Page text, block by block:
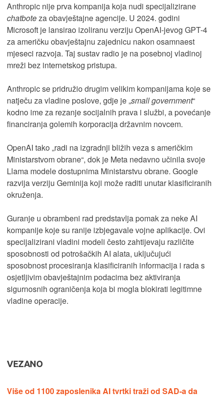
Anthropic nije prva kompanija koja nudi specijalizirane
chatboteza obavještajne agencije. U 2024. godini
Microsoft je lansirao izoliranu verziju OpenAI-jevog GPT-4
za američku obavještajnu zajednicu nakon osamnaest
mjeseci razvoja. Taj sustav radio je na posebnoj vladinoj
mreži bez internetskog pristupa.
Anthropic se pridružio drugim velikim kompanijama koje se
natječu za vladine poslove, gdje je „small government“
kodno ime za rezanje socijalnih prava i službi, a povećanje
financiranja golemih korporacija državnim novcem.
OpenAI tako „radi na izgradnji bližih veza s američkim
Ministarstvom obrane“, dok je Meta nedavno učinila svoje
Llama modele dostupnima Ministarstvu obrane. Google
razvija verziju Geminija koji može raditi unutar klasificiranih
okruženja.
Guranje u obrambeni rad predstavlja pomak za neke AI
kompanije koje su ranije izbjegavale vojne aplikacije. Ovi
specijalizirani vladini modeli često zahtijevaju različite
sposobnosti od potrošačkih AI alata, uključujući
sposobnost procesiranja klasificiranih informacija i rada s
osjetljivim obavještajnim podacima bez aktiviranja
sigurnosnih ograničenja koja bi mogla blokirati legitimne
vladine operacije.
VEZANO
Više od 1100 zaposlenika AI tvrtki traži od SAD-a da